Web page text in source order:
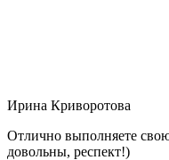
Ирина Криворотова
Отлично выполняете
довольны, респект!)